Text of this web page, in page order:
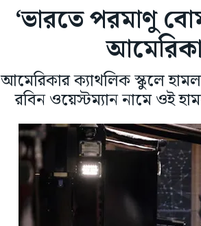
‘ভারতে পরমাণু
আমেরিকার ক্যাথলিক স্কুলে
রবিন ওয়েস্টম্যান নামে ওই